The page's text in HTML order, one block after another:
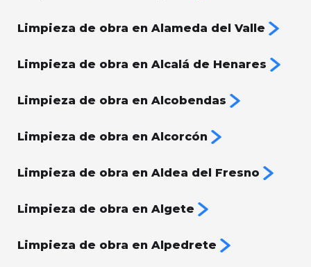
Limpieza de obra en Alameda del Valle
Limpieza de obra en Alcalá de Henares
Limpieza de obra en Alcobendas
Limpieza de obra en Alcorcón
Limpieza de obra en Aldea del Fresno
Limpieza de obra en Algete
Limpieza de obra en Alpedrete